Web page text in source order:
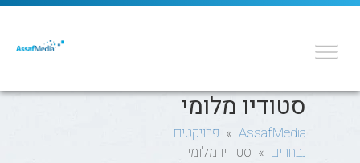
סטודיו מלומי
AssafMedia
» פרויקטים
נבחרים » סטודיו מלומי